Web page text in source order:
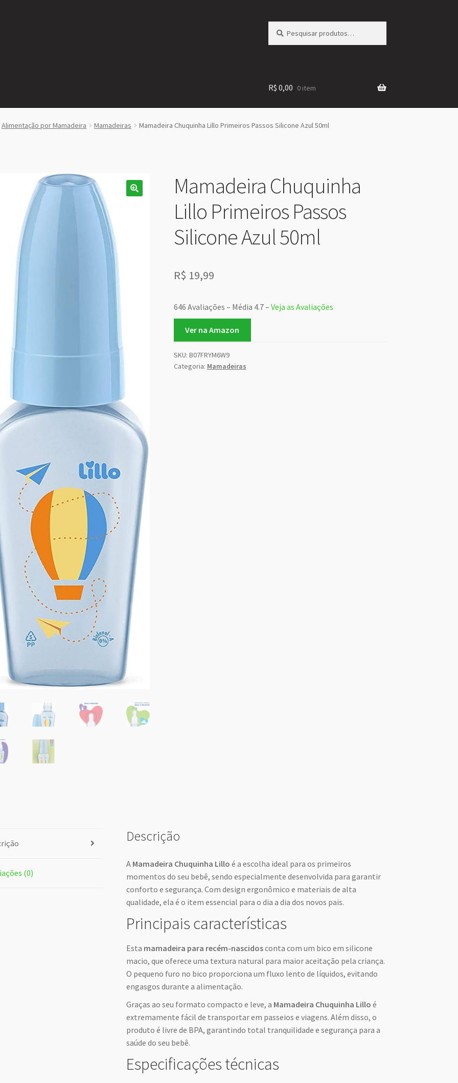
por:
R$ 0,00 0 item
Alimentação por Mamadeira Mamadeiras Mamadeira Chuquinha Lillo Primeiros Passos Silicone Azul 50ml
Mamadeira Chuquinha
Lillo Primeiros Passos
Silicone Azul 50ml
R$ 19,99
646 Avaliações – Média 4.7 – Veja as Avaliações
Ver na Amazon
SKU: B07FRYM6W9
Categoria: Mamadeiras
(0)
Descrição
A Mamadeira Chuquinha Lillo é a escolha ideal para os primeiros
momentos do seu bebê, sendo especialmente desenvolvida para garantir
conforto e segurança. Com design ergonômico e materiais de alta
qualidade, ela é o item essencial para o dia a dia dos novos pais.
Principais características
Esta mamadeira para recém-nascidosconta com um bico em silicone
macio, que oferece uma textura natural para maior aceitação pela criança.
O pequeno furo no bico proporciona um fluxo lento de líquidos, evitando
engasgos durante a alimentação.
Graças ao seu formato compacto e leve, a Mamadeira Chuquinha Lillo é
extremamente fácil de transportar em passeios e viagens. Além disso, o
produto é livre de BPA, garantindo total tranquilidade e segurança para a
saúde do seu bebê.
Especificações técnicas